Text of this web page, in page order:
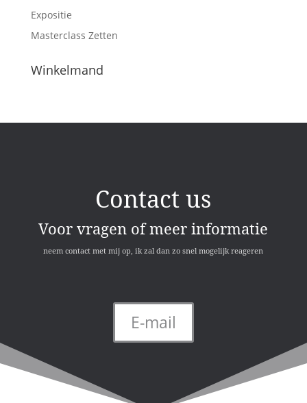
Expositie
Masterclass Zetten
Winkelmand
Contact us
Voor vragen of meer informatie
neem contact met mij op, ik zal dan zo snel mogelijk reageren
E-mail